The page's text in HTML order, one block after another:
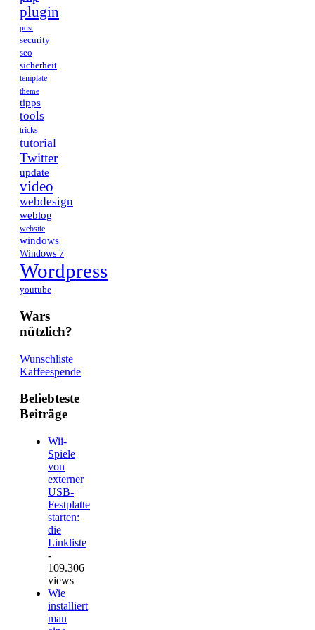
plugin
post
security
seo
sicherheit
template
theme
tipps
tools
tricks
tutorial
Twitter
update
video
webdesign
weblog
website
windows
Windows 7
Wordpress
youtube
Wars
nützlich?
Wunschliste
Kaffeespende
Beliebteste
Beiträge
Wii-
Spiele
von
externer
USB-
Festplatte
starten:
die
Linkliste
-
109.306
views
Wie
installiert
man